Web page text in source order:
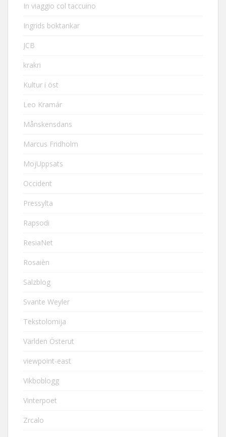
In viaggio col taccuino
Ingrids boktankar
JCB
krakri
Kultur i öst
Leo Kramár
Månskensdans
Marcus Fridholm
MojUppsats
Occident
Pressylta
Rapsodi
ResiaNet
Rosaièn
Salzblog
Svante Weyler
Tekstolomija
Världen Österut
viewpoint-east
Vikboblogg
Vinterpoet
Zrcalo